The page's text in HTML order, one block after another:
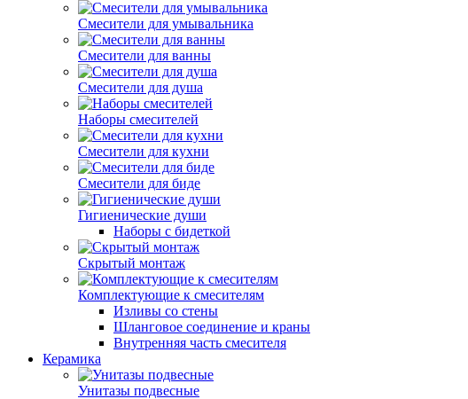
Смесители для умывальника
Смесители для ванны
Смесители для душа
Наборы смесителей
Смесители для кухни
Смесители для биде
Гигиенические души
Наборы с бидеткой
Скрытый монтаж
Комплектующие к смесителям
Изливы cо стены
Шланговое соединение и краны
Внутренняя часть смесителя
Керамика
Унитазы подвесные